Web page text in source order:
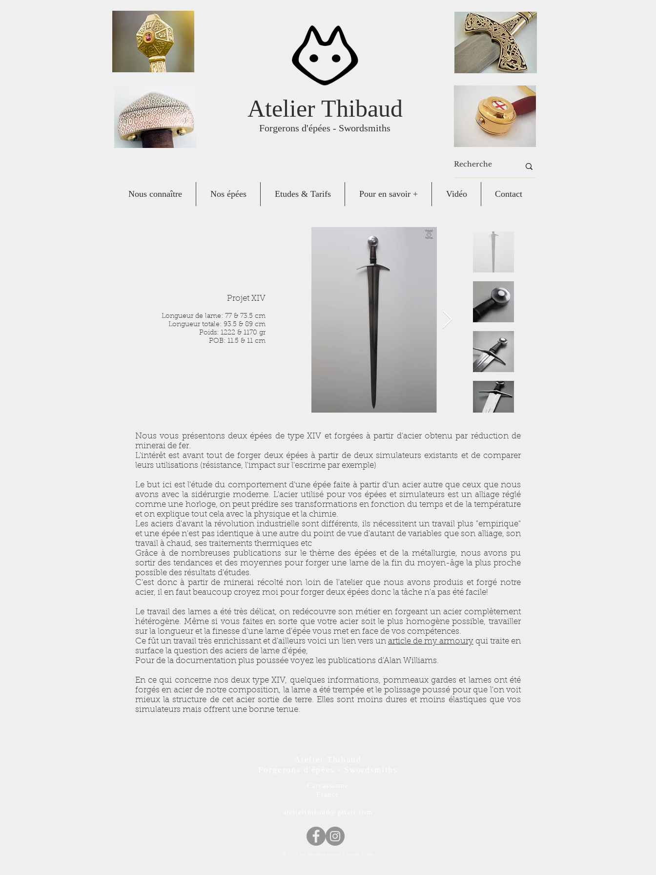
Atelier Thibaud
Forgerons d'épées - Swordsmiths
Projet XIV
Longueur de lame: 77 & 73.5 cm
Longueur totale: 93.5 & 89 cm
Poids: 1222 & 1170 gr
POB: 11.5 & 11 cm
Nous vous présentons deux épées de type XIV et forgées à partir d'acier obtenu par réduction de
minerai de fer.
L'intérêt est avant tout de forger deux épées à partir de deux simulateurs existants et de comparer
leurs utilisations (résistance, l'impact sur l'escrime par exemple)
Le but ici est l'étude du comportement d'une épée faite à partir d'un acier autre que ceux que nous
avons avec la sidérurgie moderne. L'acier utilisé pour vos épées et simulateurs est un alliage réglé
comme une horloge, on peut prédire ses transformations en fonction du temps et de la température
et on explique tout cela avec la physique et la chimie.
Les aciers d'avant la révolution industrielle sont différents, ils nécessitent un travail plus "empirique"
et une épée n'est pas identique à une autre du point de vue d'autant de variables que son alliage, son
travail à chaud, ses traitements thermiques etc
Grâce à de nombreuses publications sur le thème des épées et de la métallurgie, nous avons pu
sortir des tendances et des moyennes pour forger une lame de la fin du moyen-âge la plus proche
possible des résultats d'études.
C'est donc à partir de minerai récolté non loin de l'atelier que nous avons produis et forgé notre
acier, il en faut beaucoup croyez moi pour forger deux épées donc la tâche n'a pas été facile!
Le travail des lames a été très délicat, on redécouvre son métier en forgeant un acier complètement
hétérogène. Même si vous faites en sorte que votre acier soit le plus homogène possible, travailler
sur la longueur et la finesse d'une lame d'épée vous met en face de vos compétences.
Ce fût un travail très enrichissant et d'ailleurs voici un lien vers un article de my armouryqui traite en
surface la question des aciers de lame d'épée,
Pour de la documentation plus poussée voyez les publications d'Alan Williams.
En ce qui concerne nos deux type XIV, quelques informations, pommeaux gardes et lames ont été
forgés en acier de notre composition, la lame a été trempée et le polissage poussé pour que l'on voit
mieux la structure de cet acier sortie de terre. Elles sont moins dures et moins élastiques que vos
simulateurs mais offrent une bonne tenue.
Nous connaître Nos épées Etudes & Tarifs Pour en savoir + Vidéo Contact